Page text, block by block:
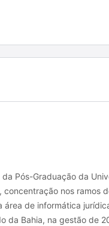
Pós-Graduação da
nos ramos
área de informática
da Bahia, na gestão de